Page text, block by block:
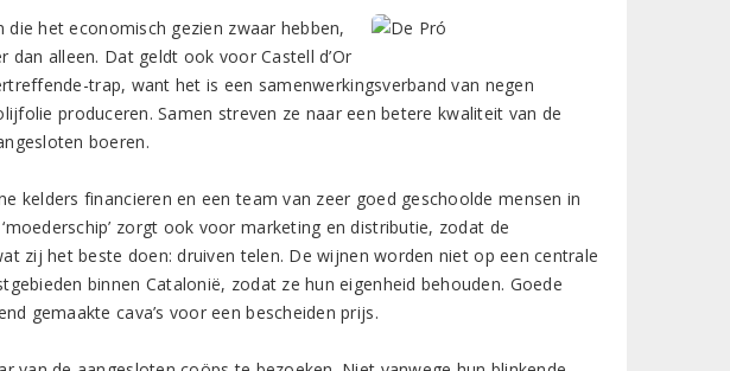
het economisch gezien zwaar hebben,
alleen. Dat geldt ook voor Castell d’Or
trap, want het is een samenwerkingsverband van negen
produceren. Samen streven ze naar een betere kwaliteit van de
boeren.
kelders financieren en een team van zeer goed geschoolde mensen in
zorgt ook voor marketing en distributie, zodat de
zij het beste doen: druiven telen. De wijnen worden niet op een centrale
binnen Catalonië, zodat ze hun eigenheid behouden. Goede
gemaakte cava’s voor een bescheiden prijs.